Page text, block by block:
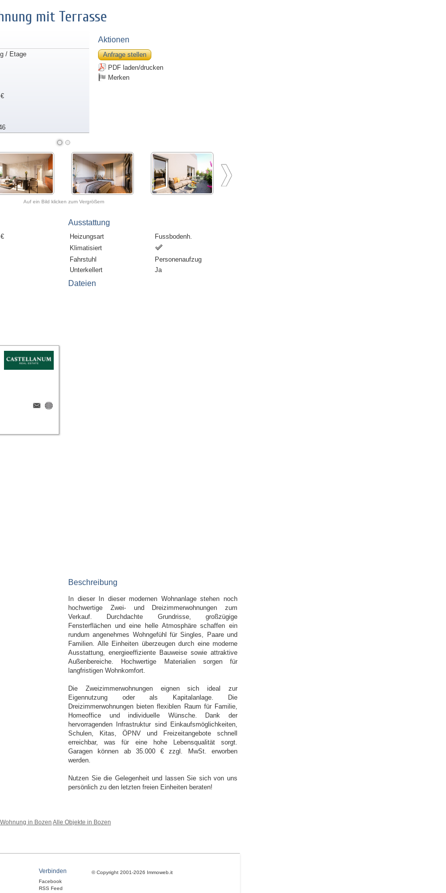
mit Terrasse
/ Etage
Aktionen
Anfrage stellen
PDF laden/drucken
Merken
Auf ein Bild klicken zum Vergrößern
Ausstattung
Heizungsart
Fussbodenh.
Klimatisiert
Fahrstuhl
Personenaufzug
Unterkellert
Ja
Dateien
Beschreibung
In dieser In dieser modernen Wohnanlage stehen noch
hochwertige Zwei- und Dreizimmerwohnungen zum
Verkauf. Durchdachte Grundrisse, großzügige
Fensterflächen und eine helle Atmosphäre schaffen ein
rundum angenehmes Wohngefühl für Singles, Paare und
Familien. Alle Einheiten überzeugen durch eine moderne
Ausstattung, energieeffiziente Bauweise sowie attraktive
Außenbereiche. Hochwertige Materialien sorgen für
langfristigen Wohnkomfort.
Die Zweizimmerwohnungen eignen sich ideal zur
Eigennutzung oder als Kapitalanlage. Die
Dreizimmerwohnungen bieten flexiblen Raum für Familie,
Homeoffice und individuelle Wünsche. Dank der
hervorragenden Infrastruktur sind Einkaufsmöglichkeiten,
Schulen, Kitas, ÖPNV und Freizeitangebote schnell
erreichbar, was für eine hohe Lebensqualität sorgt.
Garagen können ab 35.000 € zzgl. MwSt. erworben
werden.
Nutzen Sie die Gelegenheit und lassen Sie sich von uns
persönlich zu den letzten freien Einheiten beraten!
Wohnung in Bozen Alle Objekte in Bozen
Verbinden
Facebook
RSS Feed
© Copyright 2001-2026 Immoweb.it